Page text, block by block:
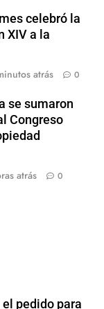
celebró la
XIV a la
atrás 0
se sumaron
Congreso
atrás 0
pedido para